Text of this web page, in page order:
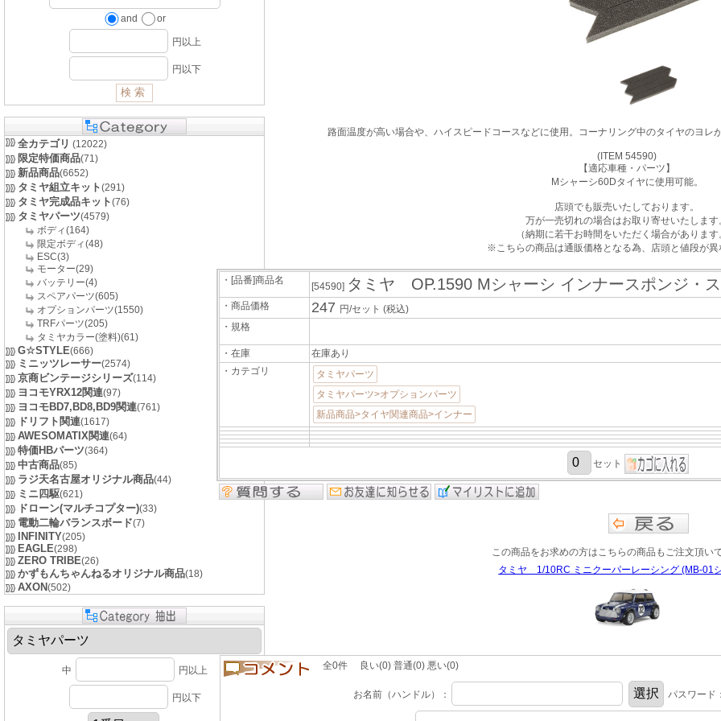
and or
円以上
円以下
全カテゴリ (12022)
限定特価商品(71)
新品商品(6652)
タミヤ組立キット(291)
タミヤ完成品キット(76)
タミヤパーツ(4579)
ボディ(164)
限定ボディ(48)
ESC(3)
モーター(29)
バッテリー(4)
スペアパーツ(605)
オプションパーツ(1550)
TRFパーツ(205)
タミヤカラー(塗料)(61)
G☆STYLE(666)
ミニッツレーサー(2574)
京商ビンテージシリーズ(114)
ヨコモYRX12関連(97)
ヨコモBD7,BD8,BD9関連(761)
ドリフト関連(1617)
AWESOMATIX関連(64)
特価HBパーツ(364)
中古商品(85)
ラジ天名古屋オリジナル商品(44)
ミニ四駆(621)
ドローン(マルチコプター)(33)
電動二輪バランスボード(7)
INFINITY(205)
EAGLE(298)
ZERO TRIBE(26)
かずもんちゃんねるオリジナル商品(18)
AXON(502)
中 円以上
円以下
路面温度が高い場合や、ハイスピードコースなどに使用。コーナリング中のタイヤのヨレ
(ITEM 54590)
【適応車種・パーツ】
Mシャーシ60Dタイヤに使用可能。
店頭でも販売いたしております。
万が一売切れの場合はお取り寄せいたします
（納期に若干お時間をいただく場合があります
※こちらの商品は通販価格となる為、店頭と値段が異
・[品番]商品名
[54590] タミヤ OP.1590 Mシャーシ インナースポンジ・
・商品価格 247 円/セット (税込)
・規格
・在庫
在庫あり
・カテゴリ
タミヤパーツ
タミヤパーツ>オプションパーツ
新品商品>タイヤ関連商品>インナー
セット
この商品をお求めの方はこちらの商品もご注文頂い
タミヤ 1/10RC ミニクーパーレーシング (MB-01
全0件 良い(0) 普通(0) 悪い(0)
お名前（ハンドル）： パスワード：